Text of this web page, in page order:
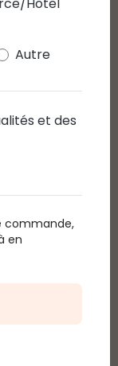
Autre
et des
commande,
en
e
m, 1000 led
prezzo
m, 1000 led